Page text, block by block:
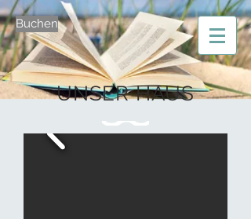
Buchen
UNSER HAUS